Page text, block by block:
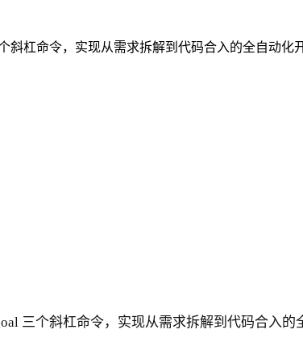
斜杠命令，实现从需求拆解到代码合入的全自动化
三个斜杠命令，实现从需求拆解到代码合入的